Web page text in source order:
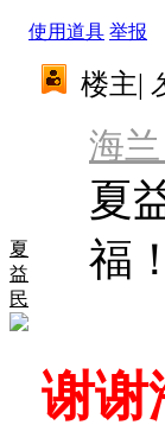
使用道具 举报
夏
益
民
楼主|
海
夏
福
谢谢